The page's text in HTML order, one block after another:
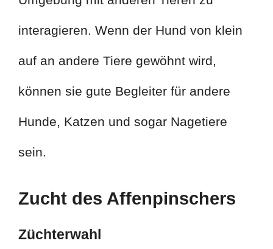
interagieren. Wenn der Hund von klein
auf an andere Tiere gewöhnt wird,
können sie gute Begleiter für andere
Hunde, Katzen und sogar Nagetiere
sein.
Zucht des Affenpinschers
Züchterwahl